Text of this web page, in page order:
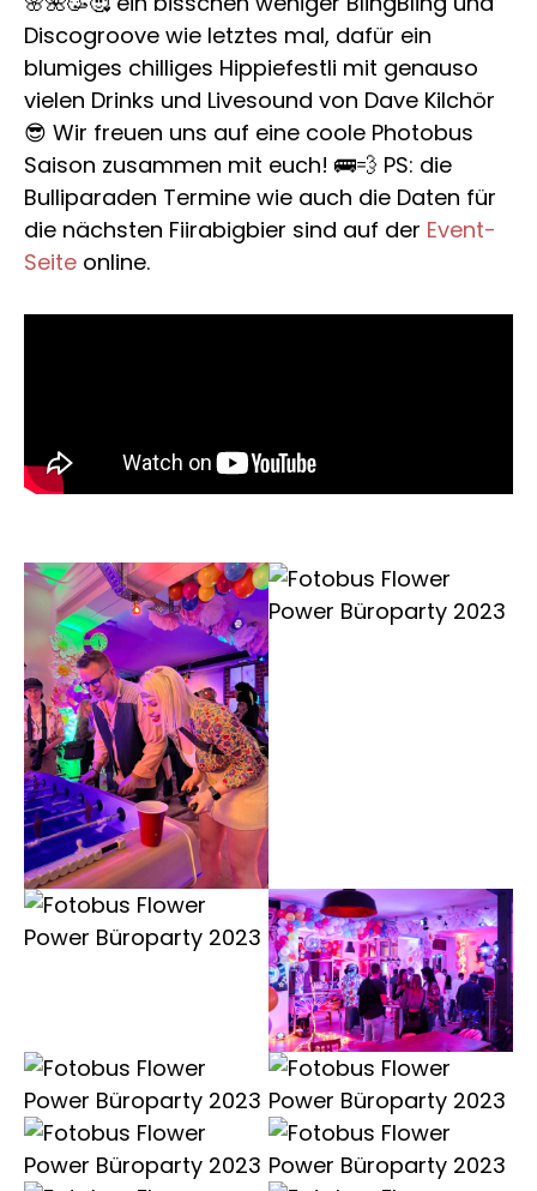
Hintergründe
Printlayouts
Branding
Betreuung
Requisiten
Lieferung
Über Uns
FAQ
Preise
Blog
Guide
Referenzen
Merchandise
Login
Discogroove wie letztes mal, dafür ein
blumiges chilliges Hippiefestli mit genauso
vielen Drinks und Livesound von Dave Kilchör
😎 Wir freuen uns auf eine coole Photobus
Saison zusammen mit euch! 🚌💨 PS: die
Bulliparaden Termine wie auch die Daten für
die nächsten Fiirabigbier sind auf der Event-
Seite online.